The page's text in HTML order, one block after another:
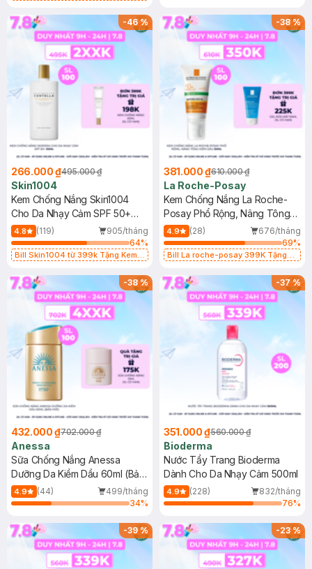
25ml (SL Có Hạn)
-46%
266.000 ₫495.000 ₫
Skin1004
Kem Chống Nắng Skin1004
Cho Da Nhạy Cảm SPF 50+
50ml
4.8 (119)
905/tháng
64%
Bill Skin1004 từ 399k Tặng Kem
SPF 50+ 20ml (SL Có Hạn)
-38%
381.000 ₫610.000 ₫
La Roche-Posay
Kem Chống Nắng La Roche-
Posay Phổ Rộng, Nâng Tông
Kiềm Dầu 50ml
4.9 (28)
676/tháng
69%
Bill La roche-posay 399K Tặng
(SL có hạn)
-38%
432.000 ₫702.000 ₫
Anessa
Sữa Chống Nắng Anessa
Dưỡng Da Kiềm Dầu 60ml (Bản
Mới)
4.9 (44)
499/tháng
34%
-37%
351.000 ₫560.000 ₫
Bioderma
Nước Tẩy Trang Bioderma
Dành Cho Da Nhạy Cảm 500ml
4.9 (228)
832/tháng
76%
-39% -23%